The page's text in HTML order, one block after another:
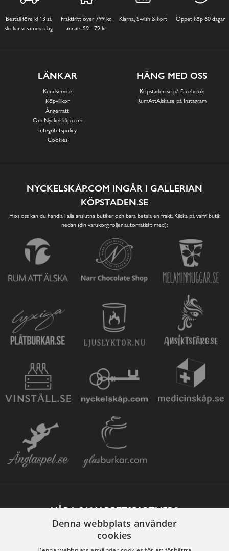
Beställ före kl 13 så
skickar vi samma dag
Fraktfritt över 799 kr,
annars 59 - 79 kr
Klarna, Swish & kort Öppet köp 60 dagar
LÄNKAR
Kundservice
Köpvillkor
Ångerrätt
Om Nyckelskåp.com
Integritetspolicy
Cookies
HÄNG MED OSS
Köpstaden.se på Facebook
RumAttÄlska.se på Instagram
NYCKELSKÅP.COM INGÅR I GALLERIAN
KÖPSTADEN.SE
Hos oss kan du handla i alla anslutna butiker och bara betala en frakt. Klicka på valfri butik
nedan (din varukorg följer automatiskt med):
VÅRA SAMARBETSPARTNERS
Denna webbplats använder
cookies